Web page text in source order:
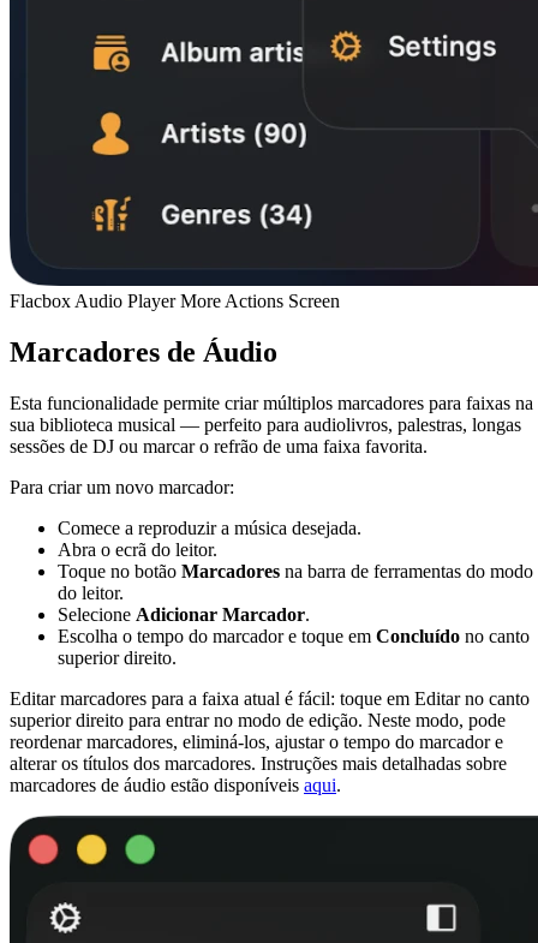
Flacbox Audio Player More Actions Screen
Marcadores de Áudio
Esta funcionalidade permite criar múltiplos marcadores para faixas na
sua biblioteca musical — perfeito para audiolivros, palestras, longas
sessões de DJ ou marcar o refrão de uma faixa favorita.
Para criar um novo marcador:
Comece a reproduzir a música desejada.
Abra o ecrã do leitor.
Toque no botão Marcadores na barra de ferramentas do modo
do leitor.
Selecione Adicionar Marcador.
Escolha o tempo do marcador e toque em Concluído no canto
superior direito.
Editar marcadores para a faixa atual é fácil: toque em Editar no canto
superior direito para entrar no modo de edição. Neste modo, pode
reordenar marcadores, eliminá-los, ajustar o tempo do marcador e
alterar os títulos dos marcadores. Instruções mais detalhadas sobre
marcadores de áudio estão disponíveis aqui.